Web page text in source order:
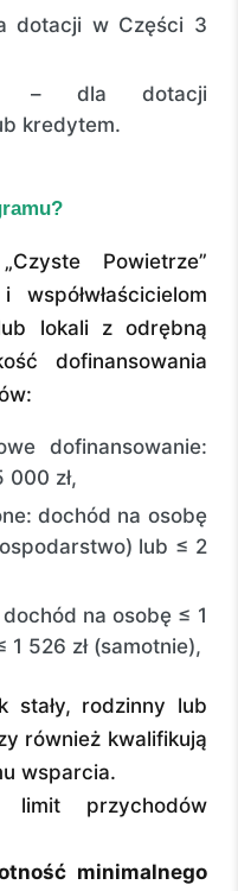
dotacji w Części 3
– dla dotacji
kredytem.
Powietrze”
współwłaścicielom
lokali z odrębną
dofinansowania
dofinansowanie:
zł,
dochód na osobę
lub ≤ 2
na osobę ≤ 1
1 526 zł (samotnie),
stały, rodzinny lub
również kwalifikują
wsparcia.
limit przychodów
minimalnego